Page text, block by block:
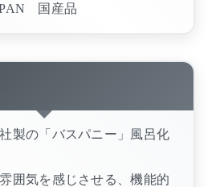
国産品
製の「バスパニー」風呂化
囲気を感じさせる、機能的